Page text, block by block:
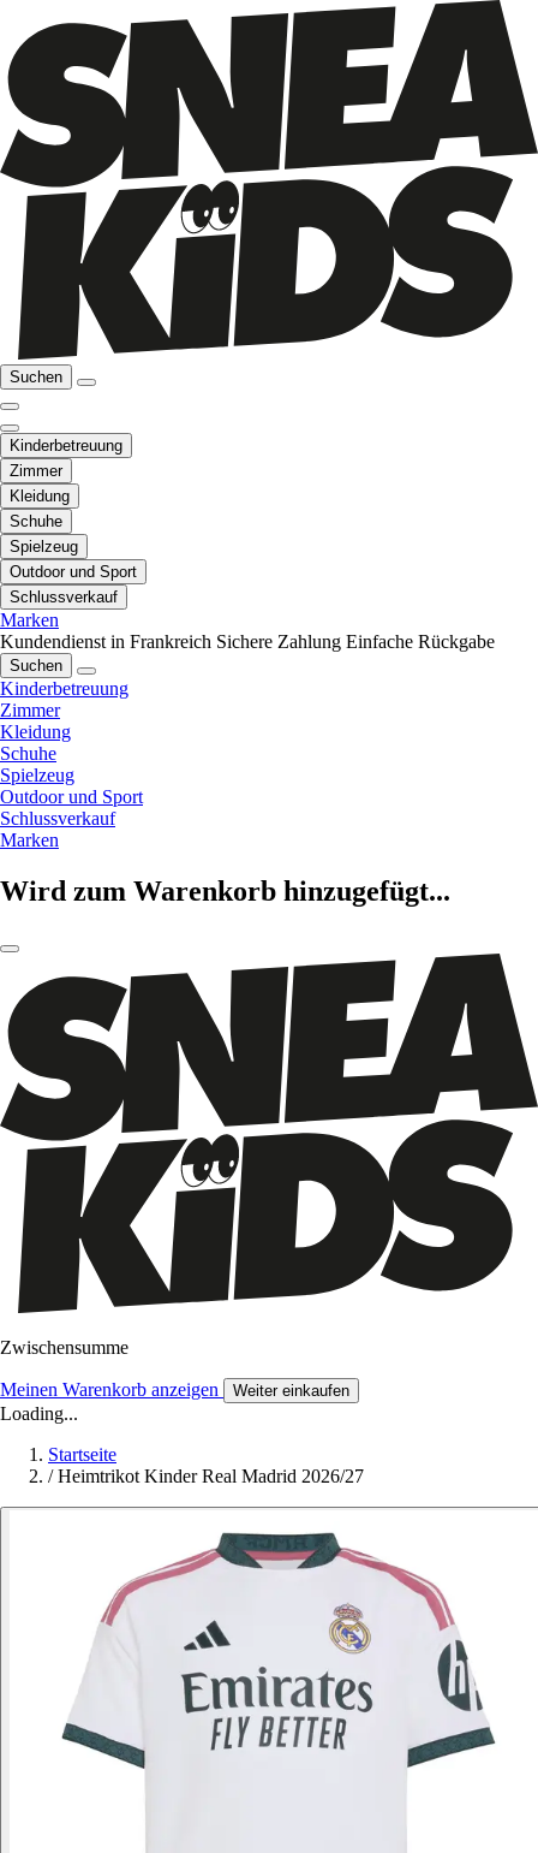
Suchen
Kinderbetreuung
Zimmer
Kleidung
Schuhe
Spielzeug
Outdoor und Sport
Schlussverkauf
Marken
Kundendienst in Frankreich Sichere Zahlung Einfache Rückgabe
Suchen
Kinderbetreuung
Zimmer
Kleidung
Schuhe
Spielzeug
Outdoor und Sport
Schlussverkauf
Marken
Wird zum Warenkorb hinzugefügt...
Zwischensumme
Meinen Warenkorb anzeigen Weiter einkaufen
Loading...
Startseite
/ Heimtrikot Kinder Real Madrid 2026/27